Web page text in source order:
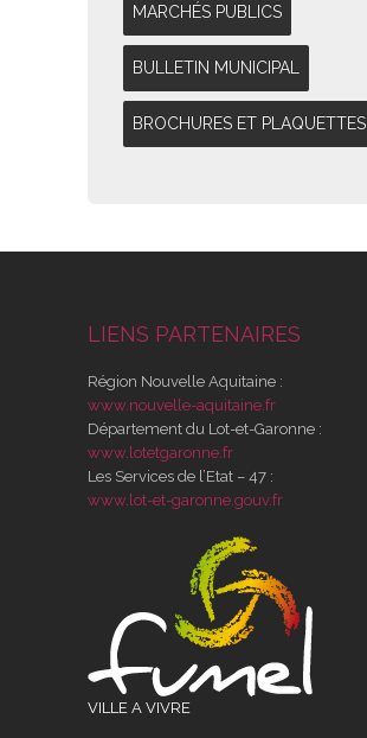
MARCHÉS PUBLICS
BULLETIN MUNICIPAL
BROCHURES ET PLAQUETTES
LIENS PARTENAIRES
Région Nouvelle Aquitaine :
www.nouvelle-aquitaine.fr
Département du Lot-et-Garonne :
www.lotetgaronne.fr
Les Services de l’Etat – 47 :
www.lot-et-garonne.gouv.fr
VILLE A VIVRE